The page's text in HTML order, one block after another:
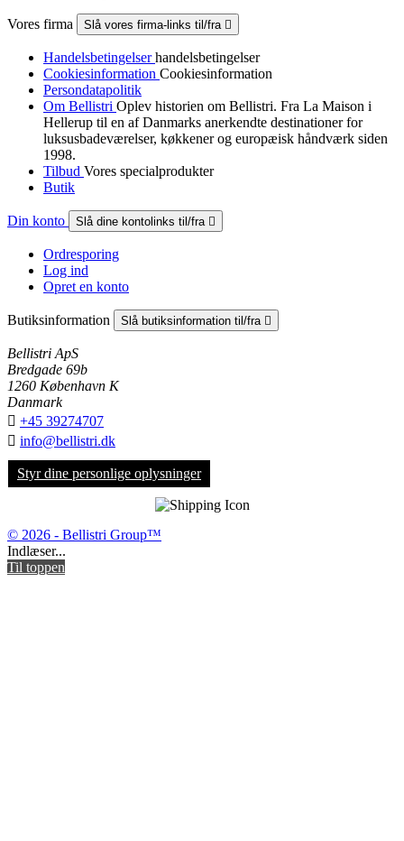
Vores firma Slå vores firma-links til/fra 
Handelsbetingelserhandelsbetingelser
Cookiesinformation Cookiesinformation
Persondatapolitik
Om Bellistri Oplev historien om Bellistri. Fra La Maison i
Hellerup til en af Danmarks anerkendte destinationer for
luksus­badeværelser, køkkener og europæisk håndværk siden
1998.
Tilbud Vores specialprodukter
Butik
Din konto Slå dine kontolinks til/fra 
Ordresporing
Log ind
Opret en konto
Butiksinformation Slå butiksinformation til/fra 
Bellistri ApS
Bredgade 69b
1260 København K
Danmark
 +45 39274707
 info@bellistri.dk
Styr dine personlige oplysninger
© 2026 - Bellistri Group™
Indlæser...
Til toppen